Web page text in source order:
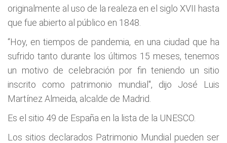
originalmente al uso de la realeza en el siglo XVII hasta
que fue abierto al público en 1848.
“Hoy, en tiempos de pandemia, en una ciudad que ha
sufrido tanto durante los últimos 15 meses, tenemos
un motivo de celebración por fin teniendo un sitio
inscrito como patrimonio mundial", dijo José Luis
Martínez Almeida, alcalde de Madrid.
Es el sitio 49 de España en la lista de la UNESCO.
Los sitios declarados Patrimonio Mundial pueden ser